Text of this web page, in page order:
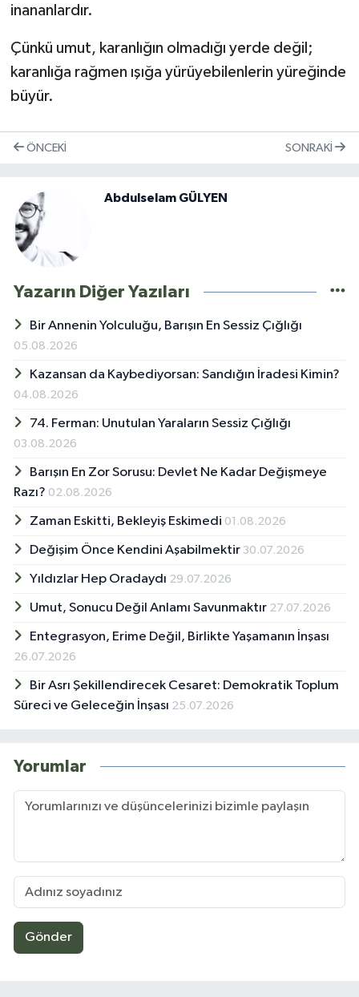
inananlardır.
Çünkü umut, karanlığın olmadığı yerde değil;
karanlığa rağmen ışığa yürüyebilenlerin yüreğinde
büyür.
ÖNCEKI SONRAKI
Abdulselam GÜLYEN
Yazarın Diğer Yazıları
Bir Annenin Yolculuğu, Barışın En Sessiz Çığlığı
05.08.2026
Kazansan da Kaybediyorsan: Sandığın İradesi Kimin?
04.08.2026
74. Ferman: Unutulan Yaraların Sessiz Çığlığı
03.08.2026
Barışın En Zor Sorusu: Devlet Ne Kadar Değişmeye
Razı? 02.08.2026
Zaman Eskitti, Bekleyiş Eskimedi 01.08.2026
Değişim Önce Kendini Aşabilmektir 30.07.2026
Yıldızlar Hep Oradaydı 29.07.2026
Umut, Sonucu Değil Anlamı Savunmaktır 27.07.2026
Entegrasyon, Erime Değil, Birlikte Yaşamanın İnşası
26.07.2026
Bir Asrı Şekillendirecek Cesaret: Demokratik Toplum
Süreci ve Geleceğin İnşası 25.07.2026
Yorumlar
Gönder